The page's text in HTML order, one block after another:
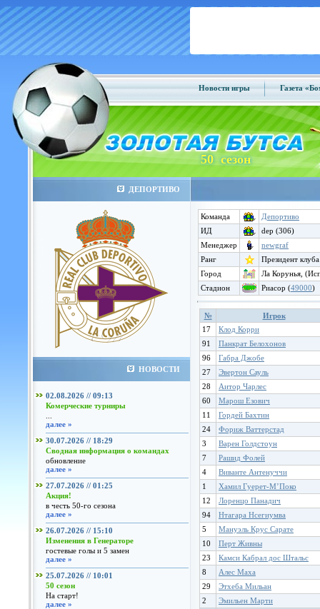
Новости игры Газета
50 сезон
ДЕПОРТИВО
НОВОСТИ
02.08.2026 // 09:13
Комерческие турниры
далее »
30.07.2026 // 18:29
Сводная информация о командах
обновление
далее »
27.07.2026 // 01:25
Акция!
в честь 50-го сезона
далее »
26.07.2026 // 15:10
Изменения в Генераторе
гостевые голы и 5 замен
далее »
25.07.2026 // 10:01
50 сезон
На старт!
далее »
Команда
Депортиво
ИД
dep (306)
Менеджер
newgraf
Ранг
Президент клуба
Город
Ла Корунья,
Стадион
Риасор (49000)
№
Игрок
17
Клод Корри
91
Панкрат Белохонов
96
Габра Джобе
27
Эвертон Сауль
28
Аитор Чарлес
60
Марош Езович
11
Гордей Бахтин
24
Фориж Ваттерстад
3
Варен Голдстоун
7
Рашид Фолей
4
Виванте Антенуччи
1
Хамил Гуерет-М’Поко
12
Лоренцо Панадич
94
Нтагара Нсегиумва
5
Мануэль Крус Сарате
10
Перт Живны
23
Камси Кабрал дос Штальс
8
Алес Маха
29
Этхеба Мильан
2
Эмильен Марти